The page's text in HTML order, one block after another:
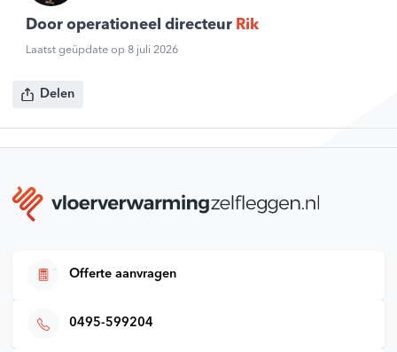
Door operationeel directeurRik
Laatst geüpdate op 8 juli 2026
Delen
Offerte aanvragen
0495-599204